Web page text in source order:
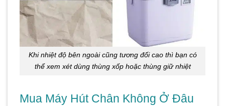
Khi nhiệt độ bên ngoài cũng tương đối cao thì bạn có
thể xem xét dùng thùng xốp hoặc thùng giữ nhiệt
Mua Máy Hút Chân Không Ở Đâu